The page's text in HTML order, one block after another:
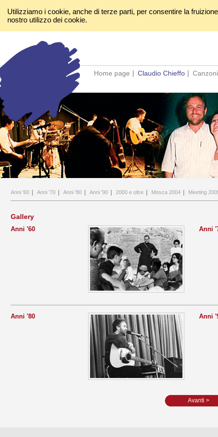
Utilizziamo i cookie, anche di terze parti, per consentire la
nostro utilizzo dei cookie.
Home page Claudio Chieffo Canzoni
Anni '60 Anni '70 Anni '80 Anni '90 2000 e oltre Mosca 2004 Meeting
Gallery
Anni '60 Anni
Anni '80 Anni
Avanti >